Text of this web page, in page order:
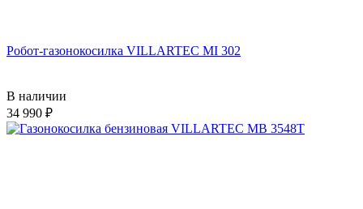
Робот-газонокосилка VILLARTEC MI 302
В наличии
34 990